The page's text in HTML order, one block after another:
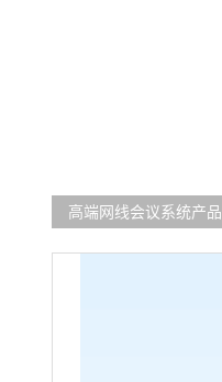
高端网线会议系统产品